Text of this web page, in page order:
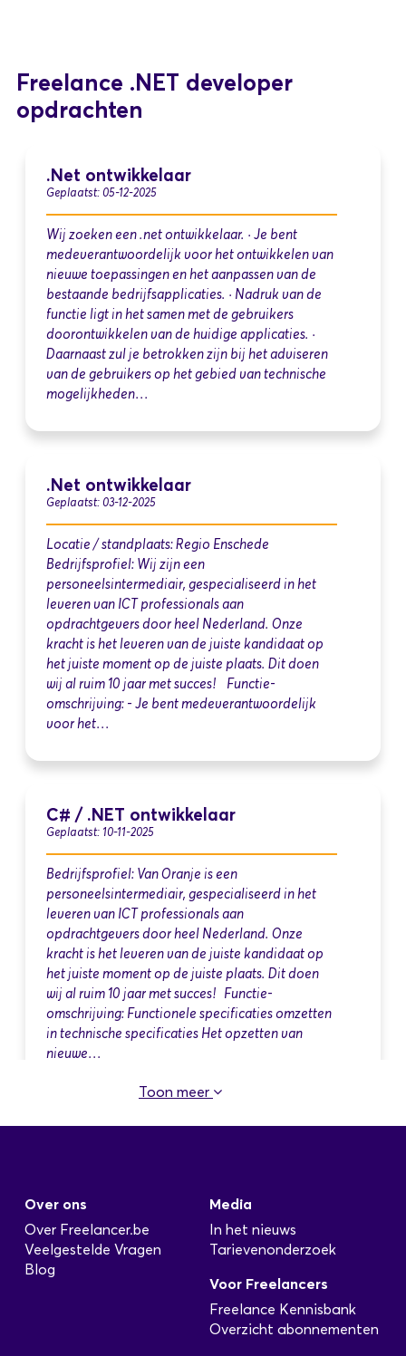
Freelance .NET developer
opdrachten
.Net ontwikkelaar
Geplaatst: 05-12-2025
Wij zoeken een .net ontwikkelaar. · Je bent
medeverantwoordelijk voor het ontwikkelen van
nieuwe toepassingen en het aanpassen van de
bestaande bedrijfsapplicaties. · Nadruk van de
functie ligt in het samen met de gebruikers
doorontwikkelen van de huidige applicaties. ·
Daarnaast zul je betrokken zijn bij het adviseren
van de gebruikers op het gebied van technische
mogelijkheden…
.Net ontwikkelaar
Geplaatst: 03-12-2025
Locatie / standplaats: Regio Enschede
Bedrijfsprofiel: Wij zijn een
personeelsintermediair, gespecialiseerd in het
leveren van ICT professionals aan
opdrachtgevers door heel Nederland. Onze
kracht is het leveren van de juiste kandidaat op
het juiste moment op de juiste plaats. Dit doen
wij al ruim 10 jaar met succes! Functie-
omschrijving: - Je bent medeverantwoordelijk
voor het…
C# / .NET ontwikkelaar
Geplaatst: 10-11-2025
Bedrijfsprofiel: Van Oranje is een
personeelsintermediair, gespecialiseerd in het
leveren van ICT professionals aan
opdrachtgevers door heel Nederland. Onze
kracht is het leveren van de juiste kandidaat op
het juiste moment op de juiste plaats. Dit doen
wij al ruim 10 jaar met succes! Functie-
omschrijving: Functionele specificaties omzetten
in technische specificaties Het opzetten van
nieuwe…
Voor onze opdrachtgever zijn wij op zoek naar
een Medior applicatieprogrammeur .Net
Werkzaamheden / verantwoordelijkheden:
Ontwikkelt programma's aan de hand van het
detailontwerp en test deze, is een specialist op
het Microsoft .Net platform. Hoofdtaken:
Ontwikkelen en aanpassen van applicaties
Toon meer
Over ons
Over Freelancer.be
Veelgestelde Vragen
Blog
Media
In het nieuws
Tarievenonderzoek
Voor Freelancers
Freelance Kennisbank
Overzicht abonnementen